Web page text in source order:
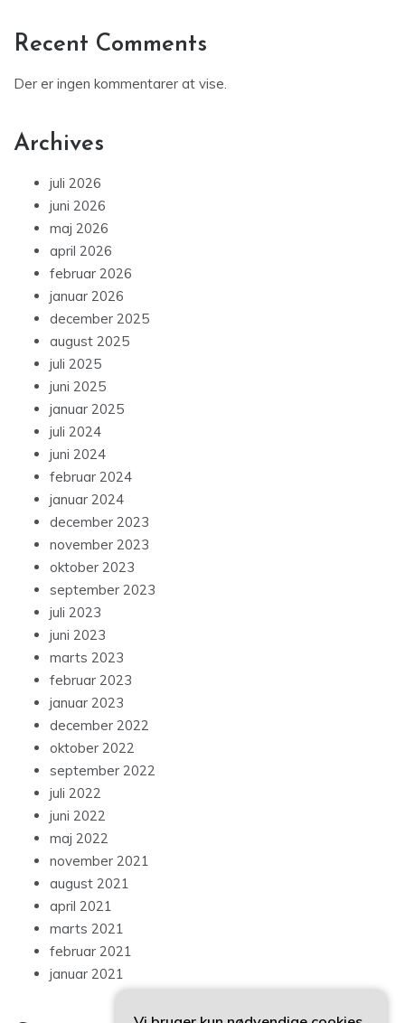
Recent Comments
Der er ingen kommentarer at vise.
Archives
juli 2026
juni 2026
maj 2026
april 2026
februar 2026
januar 2026
december 2025
august 2025
juli 2025
juni 2025
januar 2025
juli 2024
juni 2024
februar 2024
januar 2024
december 2023
november 2023
oktober 2023
september 2023
juli 2023
juni 2023
marts 2023
februar 2023
januar 2023
december 2022
oktober 2022
september 2022
juli 2022
juni 2022
maj 2022
november 2021
august 2021
april 2021
marts 2021
februar 2021
januar 2021